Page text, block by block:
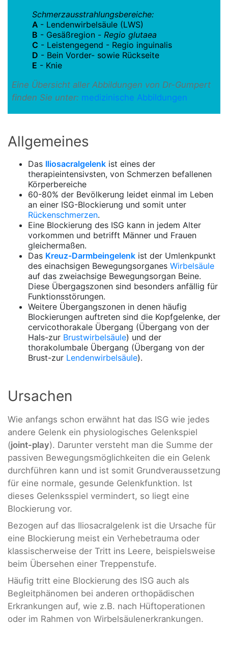
Schmerzausstrahlungsbereiche:
A - Lendenwirbelsäule (LWS)
B - Gesäßregion - Regio glutaea
C - Leistengegend - Regio inguinalis
D - Bein Vorder- sowie Rückseite
E - Knie
Eine Übersicht aller Abbildungen von Dr-Gumpert
finden Sie unter: medizinische Abbildungen
Allgemeines
Das Iliosacralgelenk ist eines der
therapieintensivsten, von Schmerzen befallenen
Körperbereiche
60-80% der Bevölkerung leidet einmal im Leben
an einer ISG-Blockierung und somit unter
Rückenschmerzen.
Eine Blockierung des ISG kann in jedem Alter
vorkommen und betrifft Männer und Frauen
gleichermaßen.
Das Kreuz-Darmbeingelenk ist der Umlenkpunkt
des einachsigen Bewegungsorganes Wirbelsäule
auf das zweiachsige Bewegungsorgan Beine.
Diese Übergagszonen sind besonders anfällig für
Funktionsstörungen.
Weitere Übergangszonen in denen häufig
Blockierungen auftreten sind die Kopfgelenke, der
cervicothorakale Übergang (Übergang von der
Hals-zur Brustwirbelsäule) und der
thorakolumbale Übergang (Übergang von der
Brust-zur Lendenwirbelsäule).
Ursachen
Wie anfangs schon erwähnt hat das ISG wie jedes
andere Gelenk ein physiologisches Gelenkspiel
(joint-play). Darunter versteht man die Summe der
passiven Bewegungsmöglichkeiten die ein Gelenk
durchführen kann und ist somit Grundveraussetzung
für eine normale, gesunde Gelenkfunktion. Ist
dieses Gelenksspiel vermindert, so liegt eine
Blockierung vor.
Bezogen auf das Iliosacralgelenk ist die Ursache für
eine Blockierung meist ein Verhebetrauma oder
klassischerweise der Tritt ins Leere, beispielsweise
beim Übersehen einer Treppenstufe.
Häufig tritt eine Blockierung des ISG auch als
Begleitphänomen bei anderen orthopädischen
Erkrankungen auf, wie z.B. nach Hüftoperationen
oder im Rahmen von Wirbelsäulenerkrankungen.